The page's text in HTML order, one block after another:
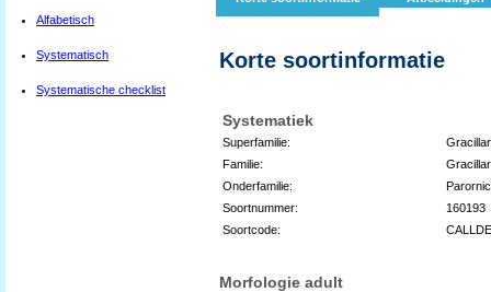
Alfabetisch
Systematisch
Systematische checklist
Korte soortinformatie
Systematiek
Superfamilie:
Familie:
Onderfamilie:
Soortnummer:
160193
Soortcode:
Morfologie adult